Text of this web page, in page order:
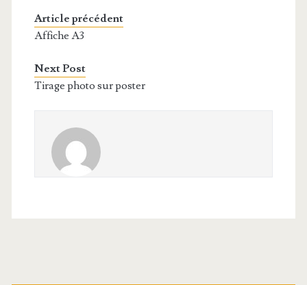
Article précédent
Affiche A3
Next Post
Tirage photo sur poster